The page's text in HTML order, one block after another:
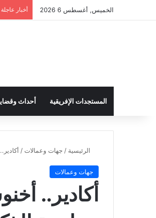
الخميس, أغسطس 6 2026 أخبار عاجلة
المستجدات الإفريقية أحداث
الرئيسية / جهات وعمالات /
جهات وعمالات
أكادير..